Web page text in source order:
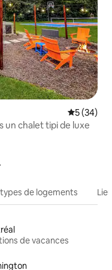
5 (34)
un chalet tipi de luxe
de logements
de vacances